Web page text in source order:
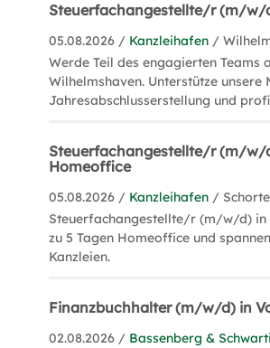
Steuerfachangestellte/r (m/w/
05.08.2026 / Kanzleihafen /
Werde Teil des engagierten
Wilhelmshaven. Unterstütze
Jahresabschlusserstellung und
Steuerfachangestellte/r (m/w/
Homeoffice
05.08.2026 / Kanzleihafen /
Steuerfachangestellte/r (m/w/d) in
zu 5 Tagen Homeoffice und
Kanzleien.
Finanzbuchhalter (m/w/d) in
02.08.2026 / Bassenberg &